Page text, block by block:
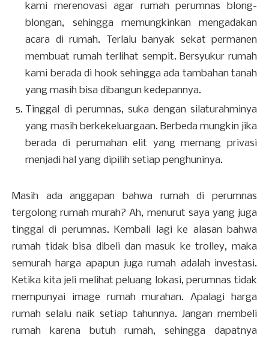
kami merenovasi agar rumah perumnas blong-
blongan, sehingga memungkinkan mengadakan
acara di rumah. Terlalu banyak sekat permanen
membuat rumah terlihat sempit. Bersyukur rumah
kami berada di hook sehingga ada tambahan tanah
yang masih bisa dibangun kedepannya.
Tinggal di perumnas, suka dengan silaturahminya
yang masih berkekeluargaan. Berbeda mungkin jika
berada di perumahan elit yang memang privasi
menjadi hal yang dipilih setiap penghuninya.
Masih ada anggapan bahwa rumah di perumnas
tergolong rumah murah? Ah, menurut saya yang juga
tinggal di perumnas. Kembali lagi ke alasan bahwa
rumah tidak bisa dibeli dan masuk ke trolley, maka
semurah harga apapun juga rumah adalah investasi.
Ketika kita jeli melihat peluang lokasi, perumnas tidak
mempunyai image rumah murahan. Apalagi harga
rumah selalu naik setiap tahunnya. Jangan membeli
rumah karena butuh rumah, sehingga dapatnya